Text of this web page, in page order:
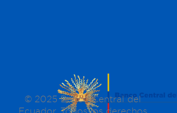
© 2025 Banco Central del